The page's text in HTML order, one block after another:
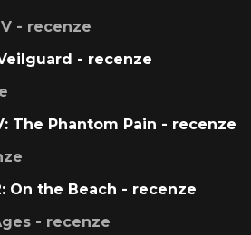
- recenze
- recenze
The Phantom Pain - recenze
On the Beach - recenze
- recenze